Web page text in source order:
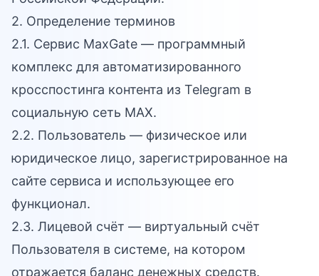
2. Определение терминов
2.1. Сервис MaxGate — программный
комплекс для автоматизированного
кросспостинга контента из Telegram в
социальную сеть MAX.
2.2. Пользователь — физическое или
юридическое лицо, зарегистрированное на
сайте сервиса и использующее его
функционал.
2.3. Лицевой счёт — виртуальный счёт
Пользователя в системе, на котором
отражается баланс денежных средств.